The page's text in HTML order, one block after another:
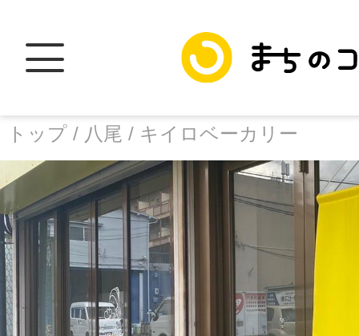
トップ / 八尾 / キイロベーカリー
facebook
X
トップ
加盟スポットに